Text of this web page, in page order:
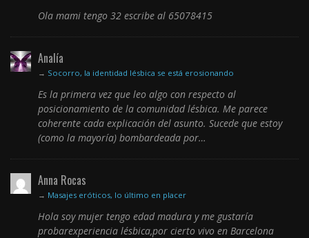
Ola mami tengo 32 escribe al 65078415
Analía
→ Socorro, la identidad lésbica se está erosionando
Es la primera vez que leo algo con respecto al
posicionamiento de la comunidad lésbica. Me parece
coherente cada explicación del asunto. Sucede que estoy
(como la mayoría) bombardeada por…
Anna Rocas
→ Masajes eróticos, lo último en placer
Hola soy mujer tengo edad madura y me gustaría
probarexperiencia lésbica,por cierto vivo en Barcelona